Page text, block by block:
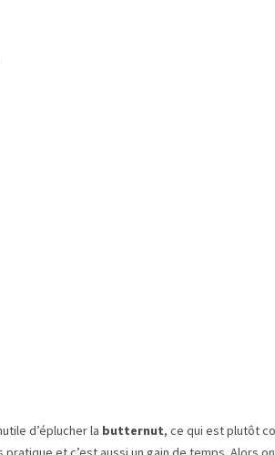
d’éplucher la butternut, ce qui est plutôt